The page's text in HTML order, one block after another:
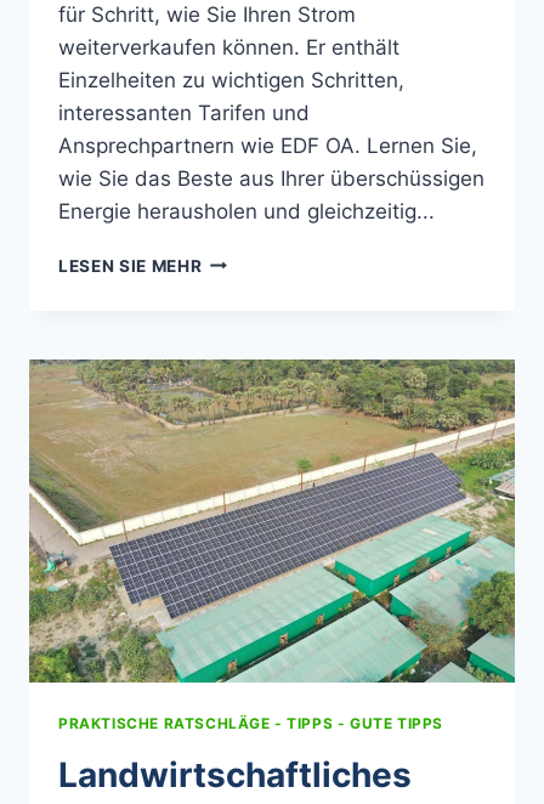
für Schritt, wie Sie Ihren Strom
weiterverkaufen können. Er enthält
Einzelheiten zu wichtigen Schritten,
interessanten Tarifen und
Ansprechpartnern wie EDF OA. Lernen Sie,
wie Sie das Beste aus Ihrer überschüssigen
Energie herausholen und gleichzeitig...
LESEN SIE MEHR SOLARSTROM
ZUR
MAXIMIERUNG
IHRER
PRAKTISCHE RATSCHLÄGE - TIPPS - GUTE TIPPS
Landwirtschaftliches